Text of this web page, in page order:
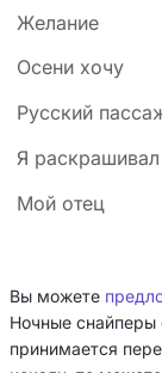
Желание
Осени хочу
Русский
Я
Мой отец
Вы можете
Ночные
принимается